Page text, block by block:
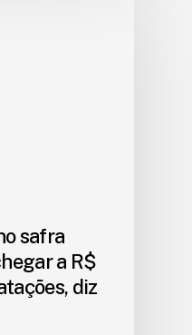
safra
a R$
diz